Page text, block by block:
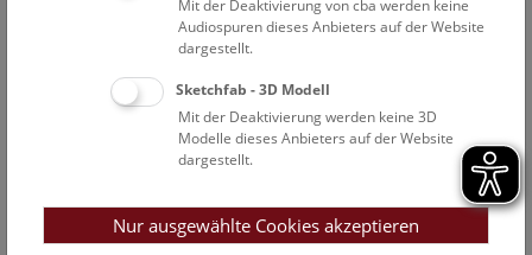
Naturhistorisches Museum Wien
Siemens AG Österreich
Follow us on Facebook
BlueskyInstagram
YoutubeLinkedIn
Mit der Deaktivierung von cba werden keine
Audiospuren dieses Anbieters auf der Website
dargestellt.
Sketchfab - 3D Modell
Mit der Deaktivierung werden keine 3D
Modelle dieses Anbieters auf der Website
dargestellt.
Nur ausgewählte Cookies akzeptieren